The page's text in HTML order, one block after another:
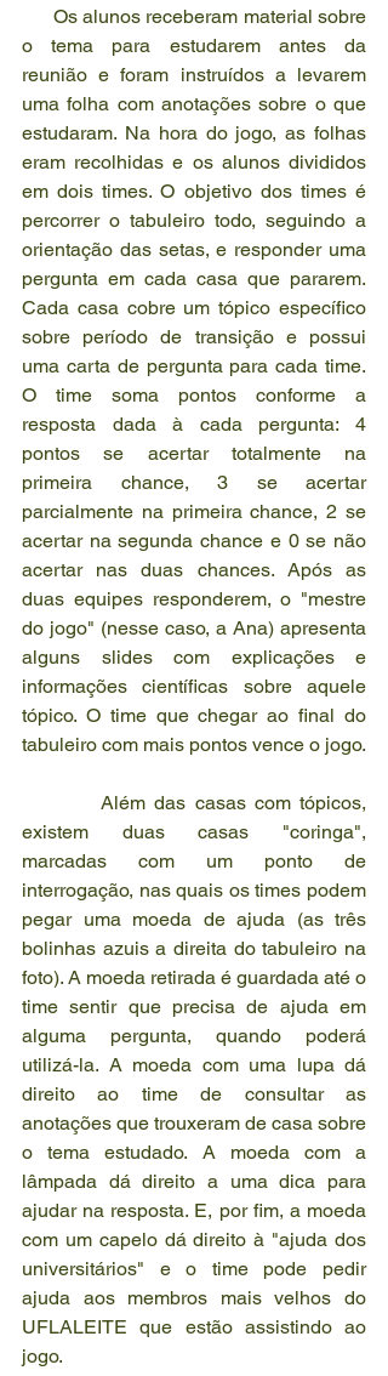
o tema para estudarem antes da
reunião e foram instruídos a levarem
uma folha com anotações sobre o que
estudaram. Na hora do jogo, as folhas
eram recolhidas e os alunos divididos
em dois times. O objetivo dos times é
percorrer o tabuleiro todo, seguindo a
orientação das setas, e responder uma
pergunta em cada casa que pararem.
Cada casa cobre um tópico específico
sobre período de transição e possui
uma carta de pergunta para cada time.
O time soma pontos conforme a
resposta dada à cada pergunta: 4
pontos se acertar totalmente na
primeira chance, 3 se acertar
parcialmente na primeira chance, 2 se
acertar na segunda chance e 0 se não
acertar nas duas chances. Após as
duas equipes responderem, o "mestre
do jogo" (nesse caso, a Ana) apresenta
alguns slides com explicações e
informações científicas sobre aquele
tópico. O time que chegar ao final do
tabuleiro com mais pontos vence o jogo.
         Além das casas com tópicos,
existem duas casas "coringa",
marcadas com um ponto de
interrogação, nas quais os times podem
pegar uma moeda de ajuda (as três
bolinhas azuis a direita do tabuleiro na
foto). A moeda retirada é guardada até o
time sentir que precisa de ajuda em
alguma pergunta, quando poderá
utilizá-la. A moeda com uma lupa dá
direito ao time de consultar as
anotações que trouxeram de casa sobre
o tema estudado. A moeda com a
lâmpada dá direito a uma dica para
ajudar na resposta. E, por fim, a moeda
com um capelo dá direito à "ajuda dos
universitários" e o time pode pedir
ajuda aos membros mais velhos do
UFLALEITE que estão assistindo ao
jogo.